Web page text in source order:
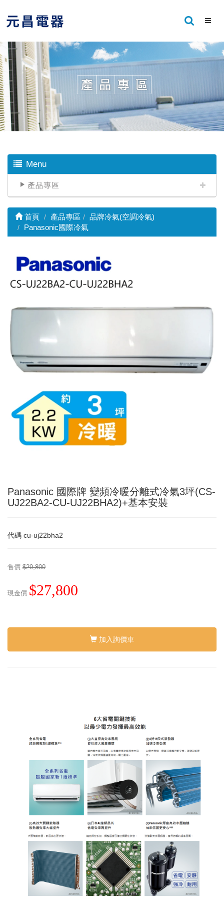
Menu
產品專區
首頁 產品專區
品牌冷氣(空調冷氣)
Panasonic國際冷氣
Panasonic 國際牌 變頻冷暖分離式冷氣3坪(CS-
UJ22BA2-CU-UJ22BHA2)+基本安裝
代碼 cu-uj22bha2
售價 $29,800
現金價 $27,800
加入詢價車